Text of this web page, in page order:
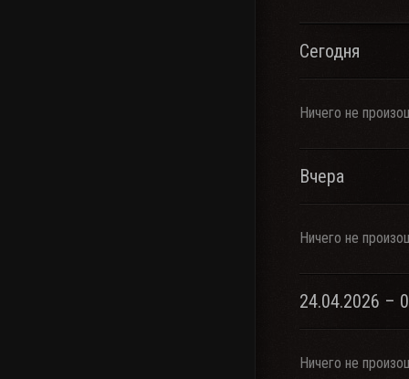
Сегодня
Ничего не
Вчера
Ничего не
24.04.2026 –
Ничего не